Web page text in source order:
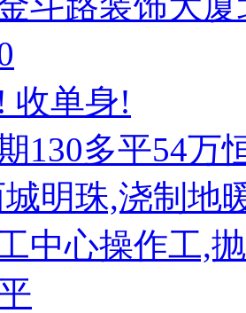
收单身!
130多平54万
城明珠,浇制地
中心操作工,